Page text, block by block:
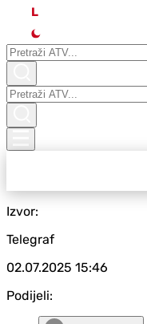
L
Izvor:
Telegraf
02.07.2025 15:46
Podijeli: